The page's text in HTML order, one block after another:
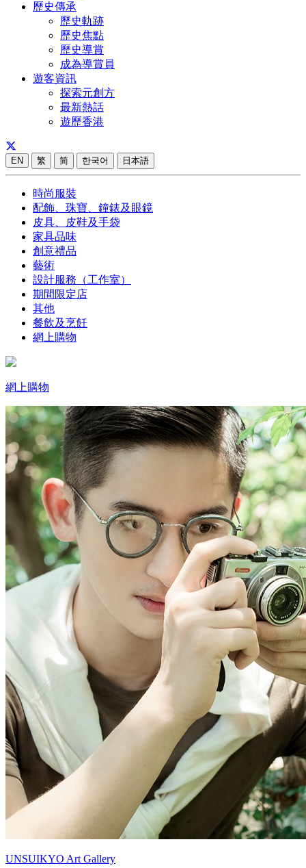
歷史傳承
歷史軌跡
歷史焦點
歷史導賞
成為導賞員
遊客資訊
探索元創方
最新熱話
遊歷香港
EN 繁 简 한국어 日本語
時尚服裝
配飾、珠寶、鐘錶及眼鏡
皮具、皮鞋及手袋
家具品味
創意禮品
藝術
設計服務（工作室）
期間限定店
其他
餐飲及烹飪
網上購物
網上購物
UNSUIKYO Art Gallery